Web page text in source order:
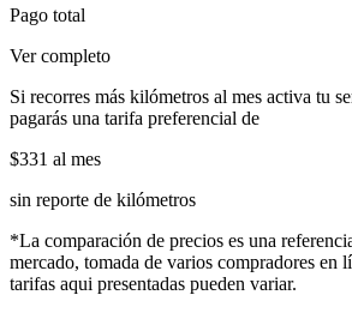
Pago total
Ver completo
Si recorres más kilómetros al mes activa tu
pagarás una tarifa preferencial de
$331 al mes
sin reporte de kilómetros
*La comparación de precios es una
mercado, tomada de varios compradores en
tarifas aqui presentadas pueden variar.